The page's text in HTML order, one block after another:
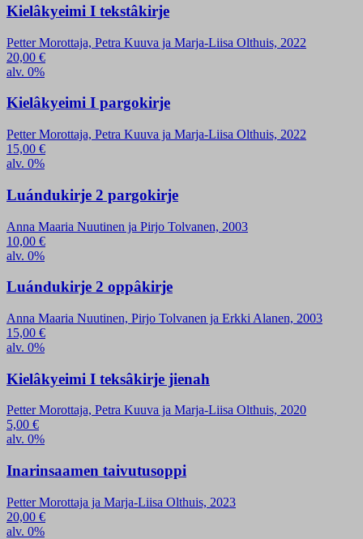
Kielâkyeimi I tekstâkirje
Petter Morottaja, Petra Kuuva ja Marja-Liisa Olthuis, 2022
20,00 €
alv. 0%
Kielâkyeimi I pargokirje
Petter Morottaja, Petra Kuuva ja Marja-Liisa Olthuis, 2022
15,00 €
alv. 0%
Luándukirje 2 pargokirje
Anna Maaria Nuutinen ja Pirjo Tolvanen, 2003
10,00 €
alv. 0%
Luándukirje 2 oppâkirje
Anna Maaria Nuutinen, Pirjo Tolvanen ja Erkki Alanen, 2003
15,00 €
alv. 0%
Kielâkyeimi I teksâkirje jienah
Petter Morottaja, Petra Kuuva ja Marja-Liisa Olthuis, 2020
5,00 €
alv. 0%
Inarinsaamen taivutusoppi
Petter Morottaja ja Marja-Liisa Olthuis, 2023
20,00 €
alv. 0%